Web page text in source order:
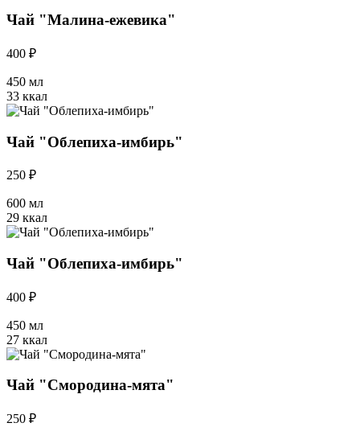
Чай "Малина-ежевика"
400 ₽
450 мл
33 ккал
Чай "Облепиха-имбирь"
250 ₽
600 мл
29 ккал
Чай "Облепиха-имбирь"
400 ₽
450 мл
27 ккал
Чай "Смородина-мята"
250 ₽